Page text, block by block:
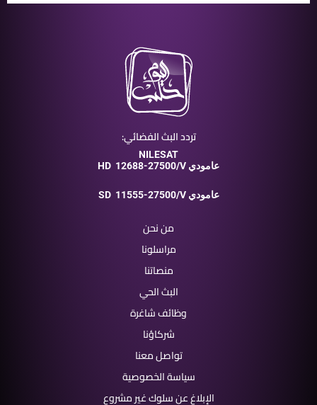
تردد البث الفضائي:
NILESAT
HD
12688-27500/V عامودي
SD 11555-27500/V عامودي
من نحن
مراسلونا
منصاتنا
البث الحي
وظائف شاغرة
شركاؤنا
تواصل معنا
سياسة الخصوصية
الإبلاغ عن سلوك غير مشروع